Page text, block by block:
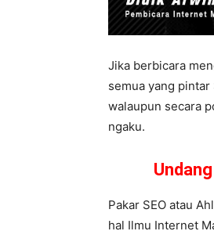
Jika berbicara
semua yang pintar
walaupun secara
ngaku.
Pakar SEO atau
hal Ilmu Internet